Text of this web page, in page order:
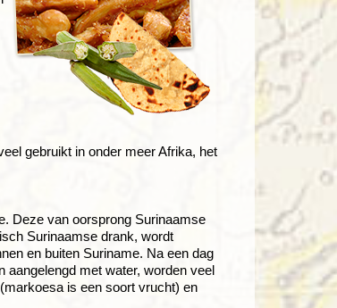
gebruikt in onder meer Afrika, het
Deze van oorsprong Surinaamse
Surinaamse drank, wordt
en buiten Suriname. Na een dag
aangelengd met water, worden veel
is een soort vrucht) en